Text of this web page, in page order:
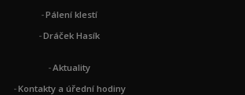
Pálení klestí
Dráček Hasík
Aktuality
Kontakty a úřední hodiny